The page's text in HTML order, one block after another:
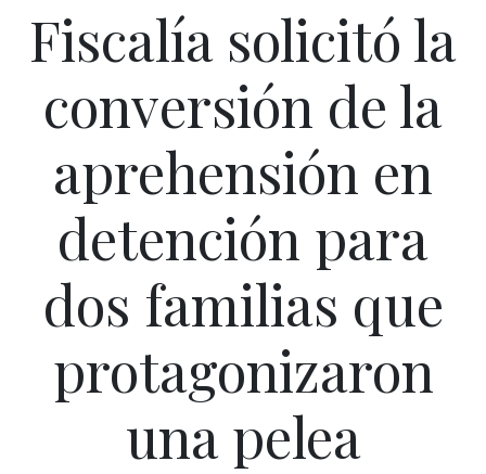
Fiscalía solicitó la
conversión de la
aprehensión en
detención para
dos familias que
protagonizaron
una pelea